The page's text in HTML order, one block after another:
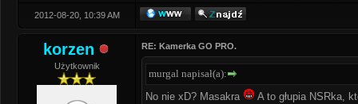
2012-08-20, 10:39 AM
korzen
Użytkownik
RE: Kamerka GO PRO.
murgal napisał(a):
No nie xD? Masakra
A to głupia NSRka,